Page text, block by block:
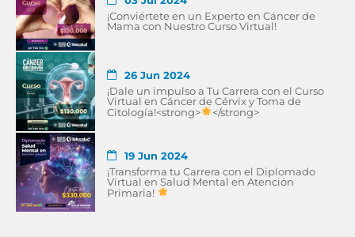
¡Conviértete en un Experto en Cáncer de
Mama con Nuestro Curso Virtual!
26 Jun 2024
¡Dale un impulso a Tu Carrera con el Curso
Virtual en Cáncer de Cérvix y Toma de
Citología!<strong>
</strong>
19 Jun 2024
¡Transforma tu Carrera con el Diplomado
Virtual en Salud Mental en Atención
Primaria!